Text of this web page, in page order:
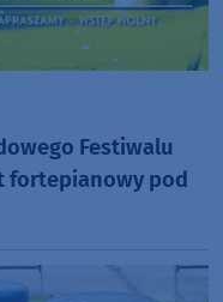
Festiwalu
fortepianowy pod